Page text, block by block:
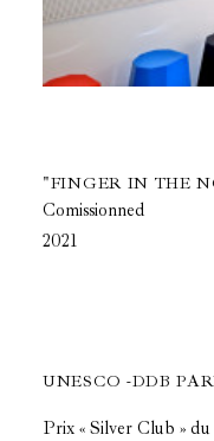
"FINGER IN THE
Comissionned
2021
UNESCO -DDB
Prix « Silver Club »